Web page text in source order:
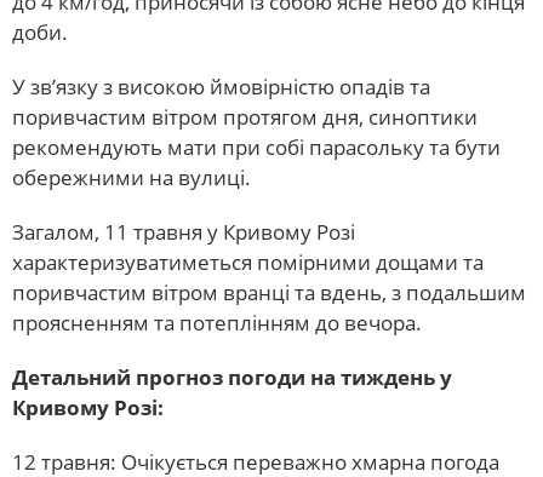
доби.
У зв’язку з високою ймовірністю опадів та
поривчастим вітром протягом дня, синоптики
рекомендують мати при собі парасольку та бути
обережними на вулиці.
Загалом, 11 травня у Кривому Розі
характеризуватиметься помірними дощами та
поривчастим вітром вранці та вдень, з подальшим
проясненням та потеплінням до вечора.
Детальний прогноз погоди на тиждень у
Кривому Розі:
12 травня: Очікується переважно хмарна погода